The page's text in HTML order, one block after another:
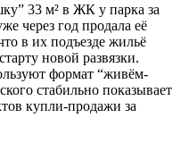
33 м² в ЖК у парка за
через год продала её
в их подъезде жильё
новой развязки.
формат “живём-
стабильно показывает
купли-продажи за